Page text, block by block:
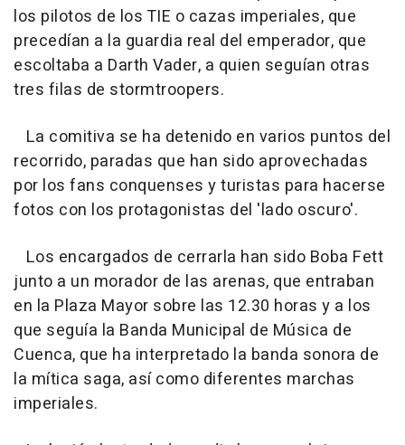
los pilotos de los TIE o cazas imperiales, que
precedían a la guardia real del emperador, que
escoltaba a Darth Vader, a quien seguían otras
tres filas de stormtroopers.
La comitiva se ha detenido en varios puntos del
recorrido, paradas que han sido aprovechadas
por los fans conquenses y turistas para hacerse
fotos con los protagonistas del 'lado oscuro'.
Los encargados de cerrarla han sido Boba Fett
junto a un morador de las arenas, que entraban
en la Plaza Mayor sobre las 12.30 horas y a los
que seguía la Banda Municipal de Música de
Cuenca, que ha interpretado la banda sonora de
la mítica saga, así como diferentes marchas
imperiales.